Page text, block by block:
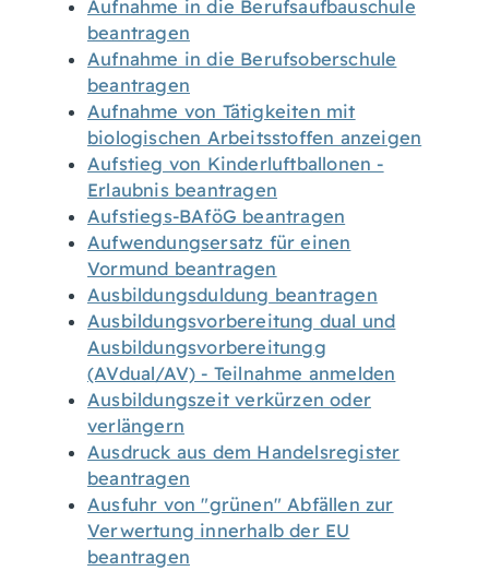
Aufnahme in die Berufsaufbauschule
beantragen
Aufnahme in die Berufsoberschule
beantragen
Aufnahme von Tätigkeiten mit
biologischen Arbeitsstoffen anzeigen
Aufstieg von Kinderluftballonen -
Erlaubnis beantragen
Aufstiegs-BAföG beantragen
Aufwendungsersatz für einen
Vormund beantragen
Ausbildungsduldung beantragen
Ausbildungsvorbereitung dual und
Ausbildungsvorbereitungg
(AVdual/AV) - Teilnahme anmelden
Ausbildungszeit verkürzen oder
verlängern
Ausdruck aus dem Handelsregister
beantragen
Ausfuhr von "grünen" Abfällen zur
Verwertung innerhalb der EU
beantragen